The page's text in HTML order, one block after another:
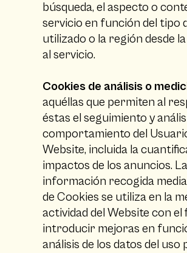
búsqueda, el aspecto o
servicio en función del tipo
utilizado o la región desde
al servicio.
Cookies de análisis o
aquéllas que permiten al
éstas el seguimiento y
comportamiento del
Website, incluida la
impactos de los anuncios. La
información recogida
de Cookies se utiliza en la
actividad del Website con el
introducir mejoras en
análisis de los datos del uso